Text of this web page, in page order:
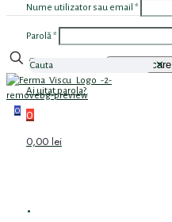
Nume utilizator sau email *
Parolă *
Ține-mă minte Autentificare
Ai uitat parola?
0
0,00 lei
✕
0